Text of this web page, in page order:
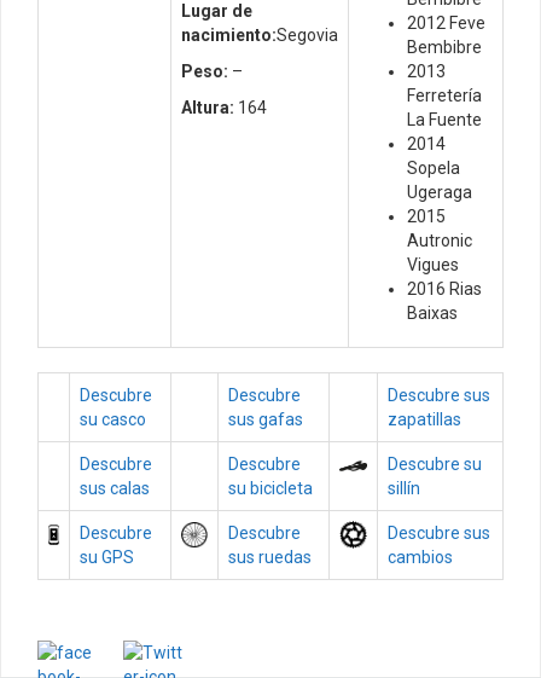
Lugar de
nacimiento:Segovia
Peso: –
Altura: 164
2012 Feve
Bembibre
2013
Ferretería
La Fuente
2014
Sopela
Ugeraga
2015
Autronic
Vigues
2016 Rias
Baixas
Descubre
su casco
Descubre
sus gafas
Descubre sus
zapatillas
Descubre
sus calas
Descubre
su bicicleta
Descubre su
sillín
Descubre
su GPS
Descubre
sus ruedas
Descubre sus
cambios